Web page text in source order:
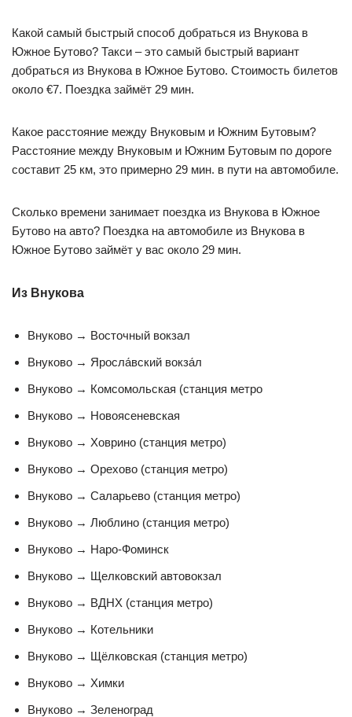
Какой самый быстрый способ добраться из Внукова в
Южное Бутово? Такси – это самый быстрый вариант
добраться из Внукова в Южное Бутово. Стоимость билетов
около €7. Поездка займёт 29 мин.
Какое расстояние между Внуковым и Южним Бутовым?
Расстояние между Внуковым и Южним Бутовым по дороге
составит 25 км, это примерно 29 мин. в пути на автомобиле.
Сколько времени занимает поездка из Внукова в Южное
Бутово на авто? Поездка на автомобиле из Внукова в
Южное Бутово займёт у вас около 29 мин.
Из Внукова
Внуково → Восточный вокзал
Внуково → Яросла́вский вокза́л
Внуково → Комсомольская (станция метро
Внуково → Новоясеневская
Внуково → Ховрино (станция метро)
Внуково → Орехово (станция метро)
Внуково → Саларьево (станция метро)
Внуково → Люблино (станция метро)
Внуково → Наро-Фоминск
Внуково → Щелковский автовокзал
Внуково → ВДНХ (станция метро)
Внуково → Котельники
Внуково → Щёлковская (станция метро)
Внуково → Химки
Внуково → Зеленоград